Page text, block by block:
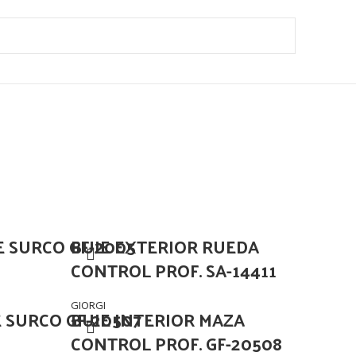
SURCO GF-2005
BUJE EXTERIOR RUEDA
CONTROL PROF. SA-14411
GIORGI
GF-20507
BUJE INTERIOR MAZA
CONTROL PROF. GF-20508